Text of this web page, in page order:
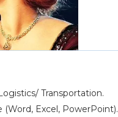
Transportation.
Excel, PowerPoint).